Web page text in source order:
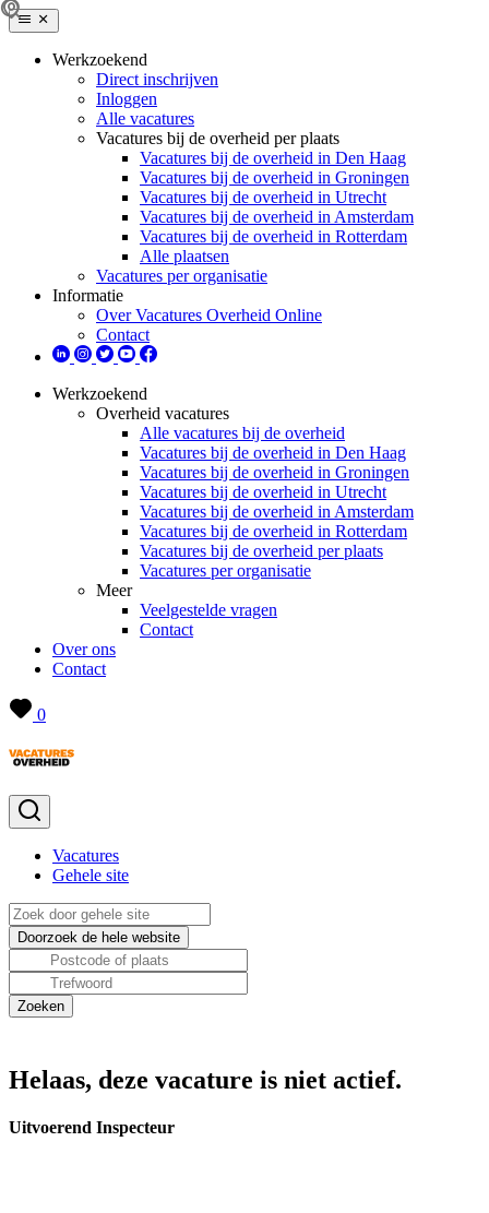
Werkzoekend
Direct inschrijven
Inloggen
Alle vacatures
Vacatures bij de overheid per plaats
Vacatures bij de overheid in Den Haag
Vacatures bij de overheid in Groningen
Vacatures bij de overheid in Utrecht
Vacatures bij de overheid in Amsterdam
Vacatures bij de overheid in Rotterdam
Alle plaatsen
Vacatures per organisatie
Informatie
Over Vacatures Overheid Online
Contact
Werkzoekend
Overheid vacatures
Alle vacatures bij de overheid
Vacatures bij de overheid in Den Haag
Vacatures bij de overheid in Groningen
Vacatures bij de overheid in Utrecht
Vacatures bij de overheid in Amsterdam
Vacatures bij de overheid in Rotterdam
Vacatures bij de overheid per plaats
Vacatures per organisatie
Meer
Veelgestelde vragen
Contact
Over ons
Contact
0
Vacatures
Gehele site
Helaas, deze vacature is niet actief.
Uitvoerend Inspecteur